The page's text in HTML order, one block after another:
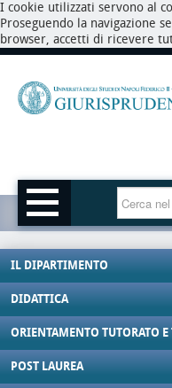
I cookie utilizzati servono al
Proseguendo la navigazione
browser, accetti di ricevere
IL DIPARTIMENTO
DIDATTICA
ORIENTAMENTO TUTORATO
POST LAUREA